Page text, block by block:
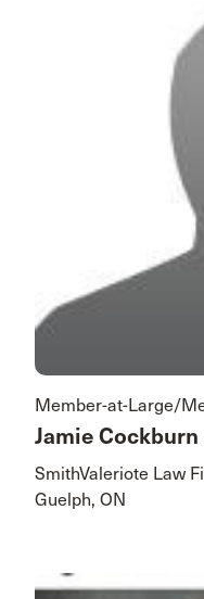
Member-at-Large/
Jamie Cockburn
SmithValeriote Law
Guelph, ON